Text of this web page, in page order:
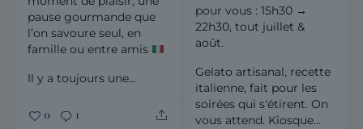
pour vous : 15h30 →
22h30, tout juillet &
août.
Gelato artisanal, recette
italienne, fait pour les
soirées qui s'étirent. On
vous attend. Kiosque...
pause gourmande que
l’on savoure seul, en
famille ou entre amis
Il y a toujours une...
0 1